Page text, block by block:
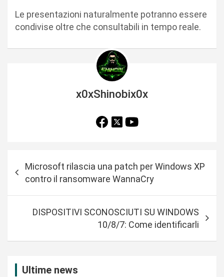
Le presentazioni naturalmente potranno essere
condivise oltre che consultabili in tempo reale.
x0xShinobix0x
a
Microsoft rilascia una patch per Windows XP
contro il ransomware WannaCry
DISPOSITIVI SCONOSCIUTI SU WINDOWS
10/8/7: Come identificarli
Ultime news